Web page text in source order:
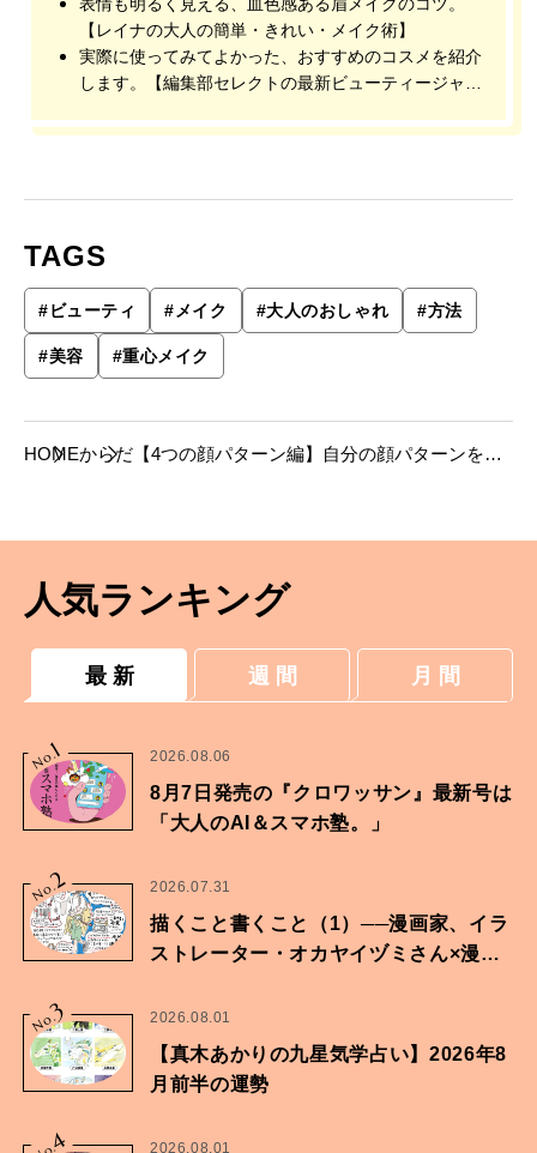
表情も明るく見える、血色感ある眉メイクのコツ。
【レイナの大人の簡単・きれい・メイク術】
実際に使ってみてよかった、おすすめのコスメを紹介
します。【編集部セレクトの最新ビューティージャー
TAGS
#ビューティ #メイク #大人のおしゃれ #方法
#美容 #重心メイク
HOMEからだ 【4つの顔パターン編】自分の顔パターンを知
人気ランキング
最 新 週 間 月 間
No.
1 2026.08.06
8月7日発売の『クロワッサン』最新号は
「大人のAI＆スマホ塾。」
No.2 2026.07.31
描くこと書くこと（1）──漫画家、イラ
ストレーター・オカヤイヅミさん×漫画
No.3 2026.08.01
【真木あかりの九星気学占い】2026年8
月前半の運勢
4 2026.08.01